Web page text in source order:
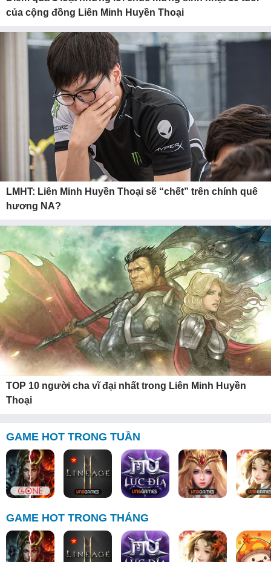
của cộng đồng Liên Minh Huyền Thoại
LMHT: Liên Minh Huyền Thoại sẽ “chết” trên chính quê
hương NA?
TOP 10 người cha vĩ đại nhất trong Liên Minh Huyền
Thoại
GAME HOT TRONG TUẦN
GAME HOT TRONG THÁNG